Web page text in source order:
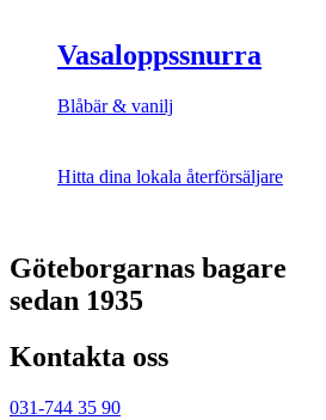
Vasaloppssnurra
Blåbär & vanilj
Hitta dina lokala återförsäljare
Göteborgarnas bagare
sedan 1935
Kontakta oss
031-744 35 90